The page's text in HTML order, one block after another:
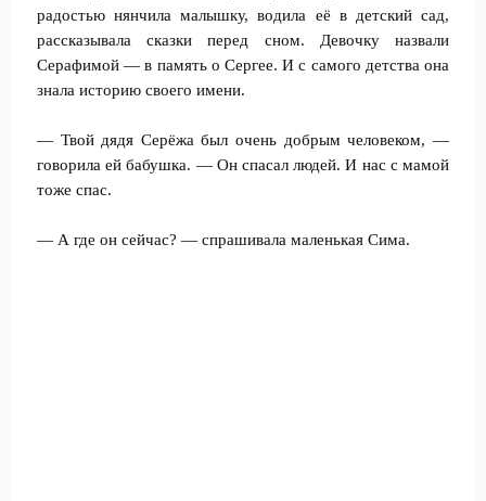
радостью нянчила малышку, водила её в детский сад,
рассказывала сказки перед сном. Девочку назвали
Серафимой — в память о Сергее. И с самого детства она
знала историю своего имени.
— Твой дядя Серёжа был очень добрым человеком, —
говорила ей бабушка. — Он спасал людей. И нас с мамой
тоже спас.
— А где он сейчас? — спрашивала маленькая Сима.